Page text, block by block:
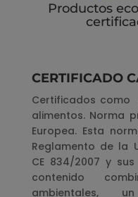
Productos
CERTIFICADO
Certificados como
alimentos. Norma
Europea. Esta
Reglamento de la
CE 834/2007 y
contenido
ambientales,